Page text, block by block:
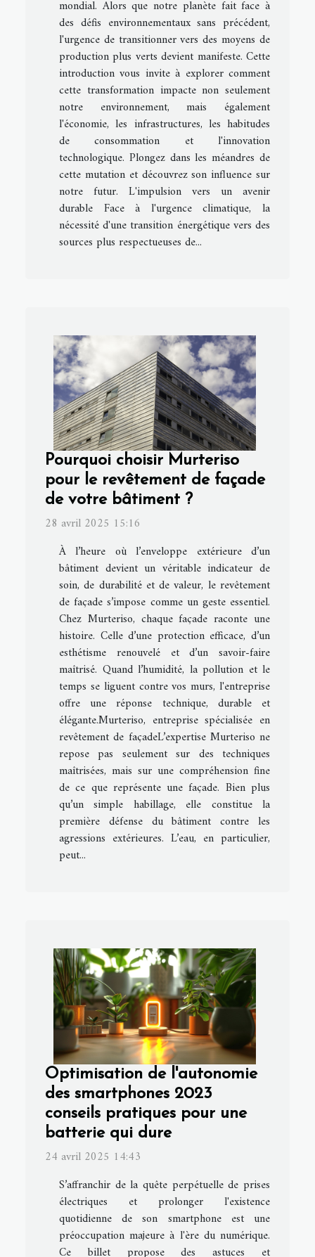
mondial. Alors que notre planète fait face à
des défis environnementaux sans précédent,
l'urgence de transitionner vers des moyens de
production plus verts devient manifeste. Cette
introduction vous invite à explorer comment
cette transformation impacte non seulement
notre environnement, mais également
l'économie, les infrastructures, les habitudes
de consommation et l'innovation
technologique. Plongez dans les méandres de
cette mutation et découvrez son influence sur
notre futur. L'impulsion vers un avenir
durable Face à l'urgence climatique, la
nécessité d'une transition énergétique vers des
sources plus respectueuses de...
Pourquoi choisir Murteriso
pour le revêtement de façade
de votre bâtiment ?
28 avril 2025 15:16
À l’heure où l’enveloppe extérieure d’un
bâtiment devient un véritable indicateur de
soin, de durabilité et de valeur, le revêtement
de façade s’impose comme un geste essentiel.
Chez Murteriso, chaque façade raconte une
histoire. Celle d’une protection efficace, d’un
esthétisme renouvelé et d’un savoir-faire
maîtrisé. Quand l’humidité, la pollution et le
temps se liguent contre vos murs, l'entreprise
offre une réponse technique, durable et
élégante.Murteriso, entreprise spécialisée en
revêtement de façadeL’expertise Murteriso ne
repose pas seulement sur des techniques
maîtrisées, mais sur une compréhension fine
de ce que représente une façade. Bien plus
qu’un simple habillage, elle constitue la
première défense du bâtiment contre les
agressions extérieures. L’eau, en particulier,
peut...
Optimisation de l'autonomie
des smartphones 2023
conseils pratiques pour une
batterie qui dure
24 avril 2025 14:43
S’affranchir de la quête perpétuelle de prises
électriques et prolonger l'existence
quotidienne de son smartphone est une
préoccupation majeure à l'ère du numérique.
Ce billet propose des astuces et